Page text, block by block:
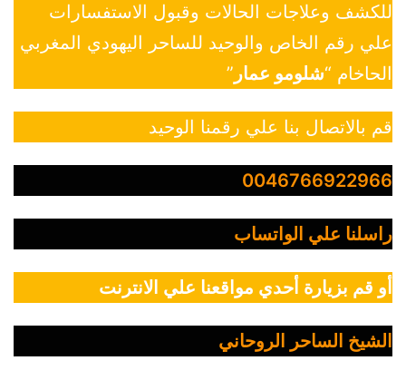
للكشف وعلاجات الحالات وقبول الاستفسارات
علي رقم الخاص والوحيد للساحر اليهودي المغربي
الحاخام “شلومو عمار ”
قم بالاتصال بنا علي رقمنا الوحيد
0046766922966
راسلنا علي الواتساب
أو قم بزيارة أحدي مواقعنا علي الانترنت
الشيخ الساحر الروحاني